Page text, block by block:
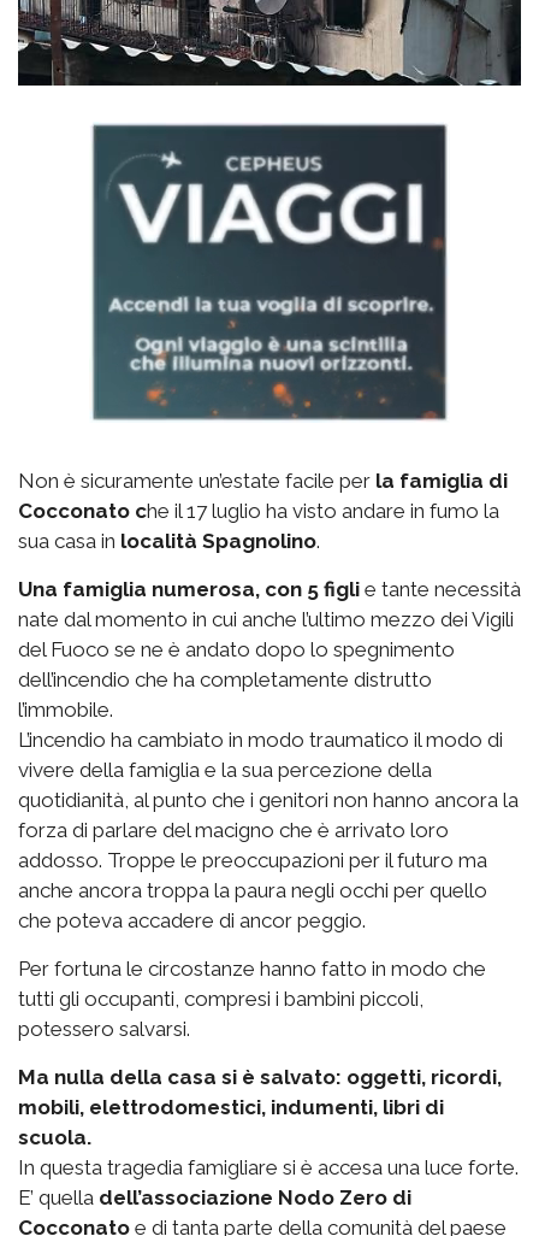
Non è sicuramente un’estate facile per la famiglia di
Cocconato che il 17 luglio ha visto andare in fumo la
sua casa in località Spagnolino.
Una famiglia numerosa, con 5 figli e tante necessità
nate dal momento in cui anche l’ultimo mezzo dei Vigili
del Fuoco se ne è andato dopo lo spegnimento
dell’incendio che ha completamente distrutto
l’immobile.
L’incendio ha cambiato in modo traumatico il modo di
vivere della famiglia e la sua percezione della
quotidianità, al punto che i genitori non hanno ancora la
forza di parlare del macigno che è arrivato loro
addosso. Troppe le preoccupazioni per il futuro ma
anche ancora troppa la paura negli occhi per quello
che poteva accadere di ancor peggio.
Per fortuna le circostanze hanno fatto in modo che
tutti gli occupanti, compresi i bambini piccoli,
potessero salvarsi.
Ma nulla della casa si è salvato: oggetti, ricordi,
mobili, elettrodomestici, indumenti, libri di
scuola.
In questa tragedia famigliare si è accesa una luce forte.
E’ quella dell’associazione Nodo Zero di
Cocconato e di tanta parte della comunità del paese